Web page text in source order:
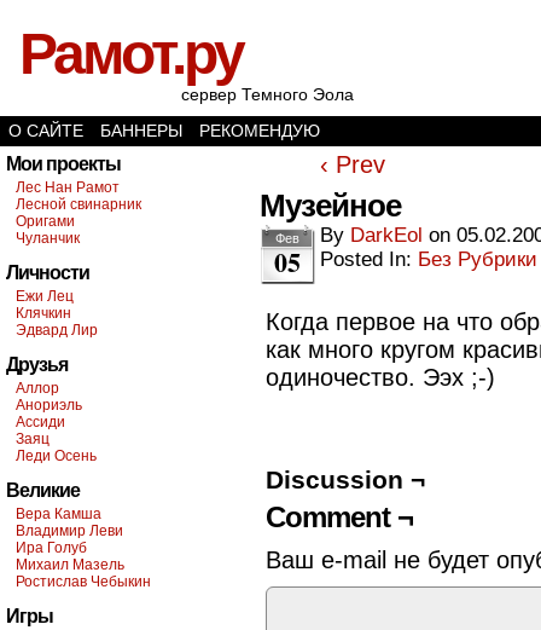
Рамот.ру
сервер Темного Эола
О САЙТЕ
БАННЕРЫ РЕКОМЕНДУЮ
Мои проекты
Лес Нан Рамот
Лесной свинарник
Оригами
Чуланчик
Личности
Ежи Лец
Клячкин
Эдвард Лир
Друзья
Аллор
Анориэль
Ассиди
Заяц
Леди Осень
Великие
Вера Камша
Владимир Леви
Ира Голуб
Михаил Мазель
Ростислав Чебыкин
Игры
‹ Prev
Музейное
Фев
05
By DarkEol on
Posted In: Без Рубрики
Когда первое на что
как много кругом
одиночество. Ээх ;-)
Discussion ¬
Comment ¬
Ваш e-mail не будет